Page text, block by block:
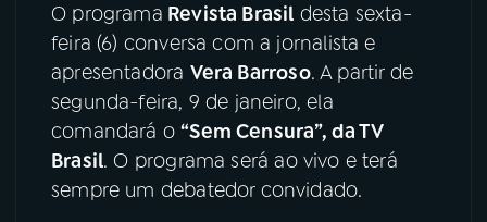
04PROGRAMAS
05PODCASTS
06 VIDEOCASTS
O programa Revista Brasil desta sexta-
feira (6) conversa com a jornalista e
apresentadora Vera Barroso. A partir de
segunda-feira, 9 de janeiro, ela
comandará o“Sem Censura”, da TV
Brasil. O programa será ao vivo e terá
sempre um debatedor convidado.